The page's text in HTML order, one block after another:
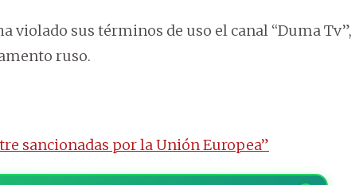
violado sus términos de uso el canal “Duma Tv”,
ruso.
sancionadas por la Unión Europea”